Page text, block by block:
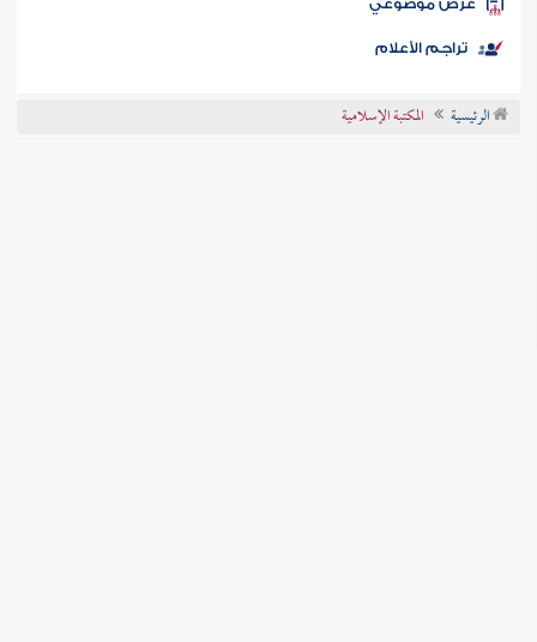
الكتب
موضوعي
تراجم الأعلام
الرئيسية المكتبة الإسلامية